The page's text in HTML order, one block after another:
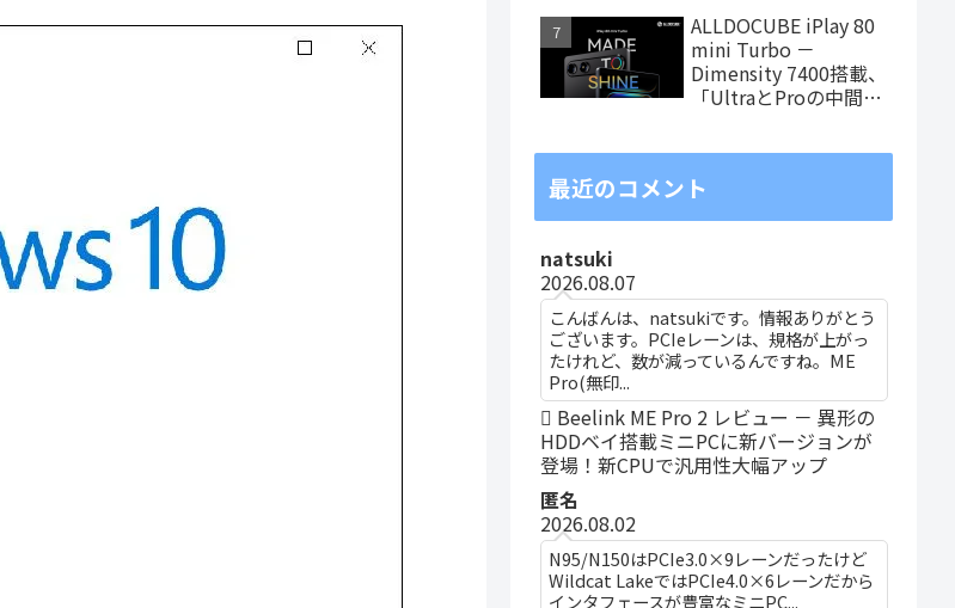
ALLDOCUBE iPlay 80
mini Turbo －
Dimensity 7400搭載、
「UltraとProの中間ス
最近のコメント
natsuki
2026.08.07
こんばんは、natsukiです。情報ありがとう
ございます。PCIeレーンは、規格が上がっ
たけれど、数が減っているんですね。ME
Pro(無印...
Beelink ME Pro 2 レビュー － 異形の
HDDベイ搭載ミニPCに新バージョンが
登場！新CPUで汎用性大幅アップ
匿名
2026.08.02
N95/N150はPCIe3.0×9レーンだったけど
Wildcat LakeではPCIe4.0×6レーンだから
インタフェースが豊富なミニPC...